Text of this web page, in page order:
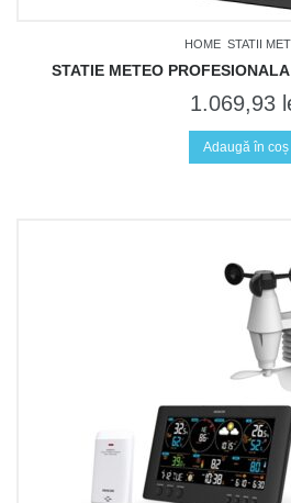
HOME STATII
STATIE METEO
1.069,93
Adaugă în coș